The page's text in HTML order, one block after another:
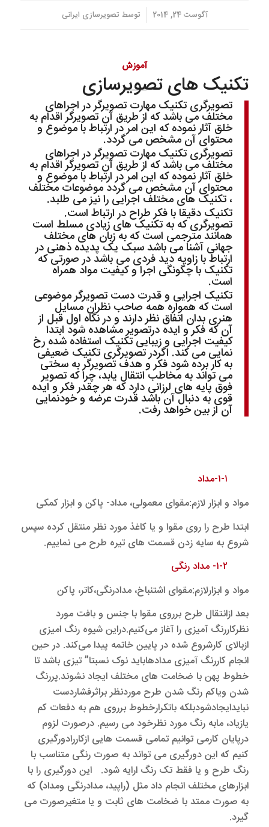
آگوست 24, 2014
/ توسطتصویرسازی ایرانی
آموزش
تکنیک های تصویرسازی
تصویرگری تکنیک مهارت تصویرگر در اجراهای
مختلف می باشد که از طریق آن تصویرگر اقدام به
خلق آثار نموده که این امر در ارتباط با موضوع و
محتوای آن مشخص می گردد.
تصویرگری تکنیک مهارت تصویرگر در اجراهای
مختلف می باشد که از طریق آن تصویرگر اقدام به
خلق آثار نموده که این امر در ارتباط با موضوع و
محتوای آن مشخص می گردد موضوعات مختلف
، تکنیک های مختلف اجرایی را نیز می طلبد.
تکنیک دقیقا با فکر طراح در ارتباط است.
تصویرگری که به تکنیک های زیادی مسلط است
همانند مترجمی است که به زبان های مختلف
جهانی آشنا می باشد سبک یک پدیده ذهنی در
ارتباط با زاویه دید فردی می باشد در صورتی که
تکنیک با چگونگی اجرا و کیفیت مواد همراه
است.
تکنیک اجرایی و قدرت دست تصویرگر موضوعی
است که همواره همه صاحب نظران مسایل
هنری بدان اتفاق نظر دارند و در نگاه اول قبل از
آن که فکر و ایده درتصویر مشاهده شود ابتدا
کیفیت اجرایی و زیبایی تکنیک استفاده شده رخ
نمایی می کند. اگردر تصویرگری تکنیک ضعیفی
به کار برده شود فکر و هدف تصویرگر به سختی
می تواند به مخاطب انتقال یابد، چرا که تصویر
فوق پایه های لرزانی دارد که هر چقدر فکر و ایده
قوی به دنبال آن باشد قدرت عرضه و خودنمایی
آن از بین خواهد رفت.
مواد و ابزار لازم:مقوای معمولی، مداد- پاکن و ابزار کمکی
ابتدا طرح را روی مقوا و یا کاغذ مورد نظر منتقل کرده سپس
شروع به سایه زدن قسمت های تیره طرح می نماییم.
مواد و ابزارلازم:مقوای اشتنباخ، مدادرنگی،کاتر، پاکن
بعد ازانتقال طرح برروی مقوا با جنس و بافت مورد
نظرکاررنگ آمیزی را آغاز می‌کنیم.دراین شیوه رنگ امیزی
ازبالای کارشروع شده در پایین خاتمه پیدا می‌کند. در حین
انجام کاررنگ آمیزی مدادهاباید نوک نسبتا” تیزی باشد تا
خطوط پهن با ضخامت های مختلف ایجاد نشوند.پررنگ
شدن ویاکم رنگ شدن طرح موردنظر براثرفشاردست
نبایدایجادشودبلکه باتکرارخطوط برروی هم به دفعات کم
یازیاد، مابه رنگ مورد نظرخود می رسیم. درصورت لزوم
درپایان کارمی توانیم تمامی قسمت هایی ازکاررادورگیری
کنیم که این دورگیری می تواند به صورت رنگی متناسب با
رنگ طرح و یا فقط تک رنگ ارایه شود. این دورگیری را با
ابزارهای مختلف انجام داد مثل (راپید، مدادرنگی ومداد) که
به صورت ممتد با ضخامت های ثابت و یا متغیرصورت می
گیرد.